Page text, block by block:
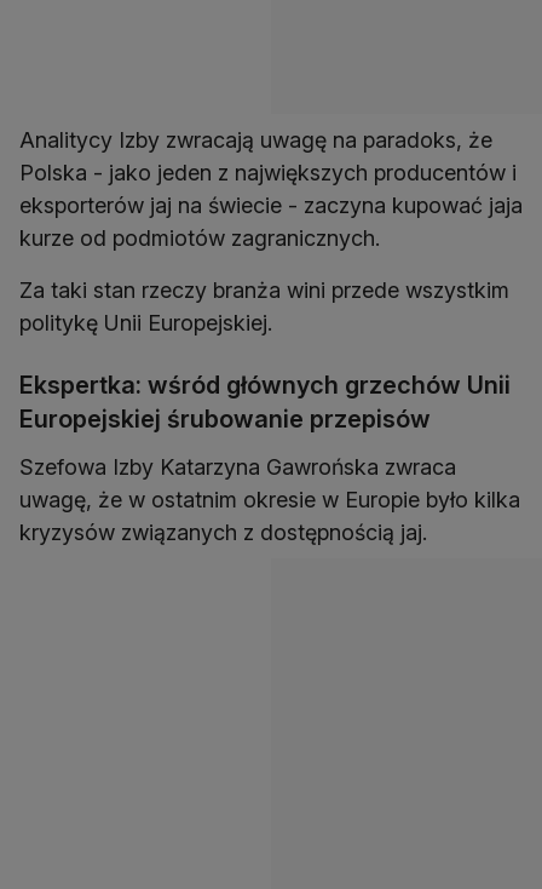
Analitycy Izby zwracają uwagę na paradoks, że
Polska - jako jeden z największych producentów i
eksporterów jaj na świecie - zaczyna kupować jaja
kurze od podmiotów zagranicznych.
Za taki stan rzeczy branża wini przede wszystkim
politykę Unii Europejskiej.
Ekspertka: wśród głównych grzechów Unii
Europejskiej śrubowanie przepisów
Szefowa Izby Katarzyna Gawrońska zwraca
uwagę, że w ostatnim okresie w Europie było kilka
kryzysów związanych z dostępnością jaj.